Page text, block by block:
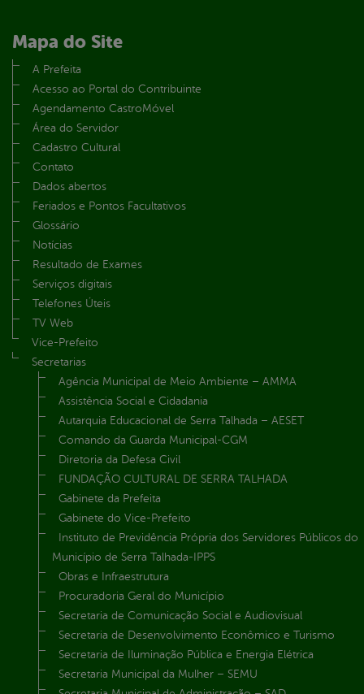
Mapa do Site
A Prefeita
Acesso ao Portal do Contribuinte
Agendamento CastroMóvel
Área do Servidor
Cadastro Cultural
Contato
Dados abertos
Feriados e Pontos Facultativos
Glossário
Notícias
Resultado de Exames
Serviços digitais
Telefones Úteis
TV Web
Vice-Prefeito
Secretarias
Agência Municipal de Meio Ambiente – AMMA
Assistência Social e Cidadania
Autarquia Educacional de Serra Talhada – AESET
Comando da Guarda Municipal-CGM
Diretoria da Defesa Civil
FUNDAÇÃO CULTURAL DE SERRA TALHADA
Gabinete da Prefeita
Gabinete do Vice-Prefeito
Instituto de Previdência Própria dos Servidores Públicos do
Município de Serra Talhada-IPPS
Obras e Infraestrutura
Procuradoria Geral do Município
Secretaria de Comunicação Social e Audiovisual
Secretaria de Desenvolvimento Econômico e Turismo
Secretaria de Iluminação Pública e Energia Elétrica
Secretaria Municipal da Mulher – SEMU